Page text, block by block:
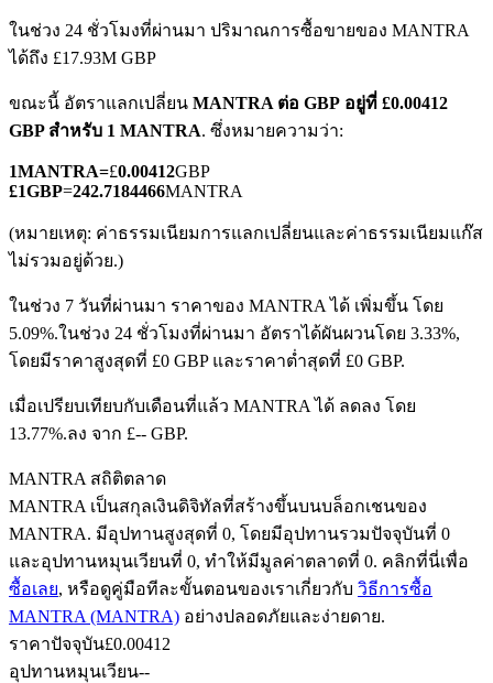
TradFi
อนุพันธ์ของหุ้น ฟอเร็กซ์ โลหะมีค่า และสินค้าโภคภัณฑ์
ฟิวเจอร์ส USDC
คัดลอกการซื้อขาย
เข้าร่วมกับเทรดเดอร์ชั้นนำ
ในช่วง 24 ชั่วโมงที่ผ่านมา ปริมาณการซื้อขายของ MANTRA
ได้ถึง £17.93M GBP
ขณะนี้ อัตราแลกเปลี่ยน MANTRA ต่อ GBP อยู่ที่ £0.00412
GBP สำหรับ 1 MANTRA. ซึ่งหมายความว่า:
1MANTRA=£0.00412GBP
£1GBP=242.7184466MANTRA
(หมายเหตุ: ค่าธรรมเนียมการแลกเปลี่ยนและค่าธรรมเนียมแก๊ส
ไม่รวมอยู่ด้วย.)
ในช่วง 7 วันที่ผ่านมา ราคาของ MANTRA ได้ เพิ่มขึ้น โดย
5.09%.ในช่วง 24 ชั่วโมงที่ผ่านมา อัตราได้ผันผวนโดย 3.33%,
โดยมีราคาสูงสุดที่ £0 GBP และราคาต่ำสุดที่ £0 GBP.
เมื่อเปรียบเทียบกับเดือนที่แล้ว MANTRA ได้ ลดลง โดย
13.77%.ลง จาก £-- GBP.
MANTRA สถิติตลาด
MANTRA เป็นสกุลเงินดิจิทัลที่สร้างขึ้นบนบล็อกเชนของ
MANTRA. มีอุปทานสูงสุดที่ 0, โดยมีอุปทานรวมปัจจุบันที่ 0
และอุปทานหมุนเวียนที่ 0, ทำให้มีมูลค่าตลาดที่ 0. คลิกที่นี่เพื่อ
ซื้อเลย, หรือดูคู่มือทีละขั้นตอนของเราเกี่ยวกับ วิธีการซื้อ
MANTRA (MANTRA) อย่างปลอดภัยและง่ายดาย.
ราคาปัจจุบัน£0.00412
อุปทานหมุนเวียน--